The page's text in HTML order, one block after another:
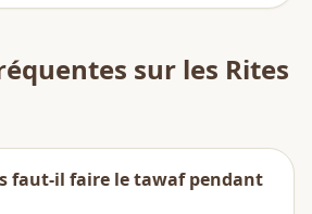
sur les Rites
faut-il faire le tawaf pendant